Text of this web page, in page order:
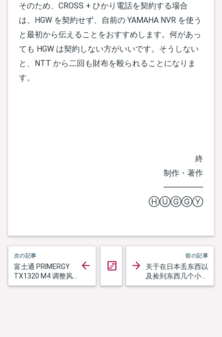
そのため、CROSS + ひかり電話を契約する場合
は、HGW を契約せず、自前の YAMAHA NVR を使う
と最初から伝えることをおすすめします。何があっ
ても HGW は契約しない方がいいです。そうしない
と、NTT から二回も財布を殴られることになりま
す。
終
制作・著作
━━━━━
ⒽⓊⒼⒼⓎ
次の記事
富士通 PRIMERGY
TX1320 M4 调整风扇
转速
arrow_back view_timelineタイムラインへ戻る
前の記事
关于在日本丢东西以
及捡到东西几个小故
事
arrow_forward